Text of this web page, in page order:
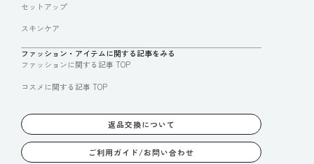
セットアップ
スキンケア
ファッション・アイテムに関する記事をみる
ファッションに関する記事 TOP
コスメに関する記事 TOP
返品交換について
ご利用ガイド/お問い合わせ